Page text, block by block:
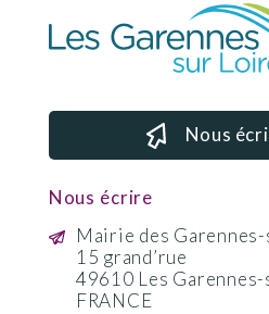
Nous
Nous écrire
Mairie des
15 grand’rue
49610 Les
FRANCE